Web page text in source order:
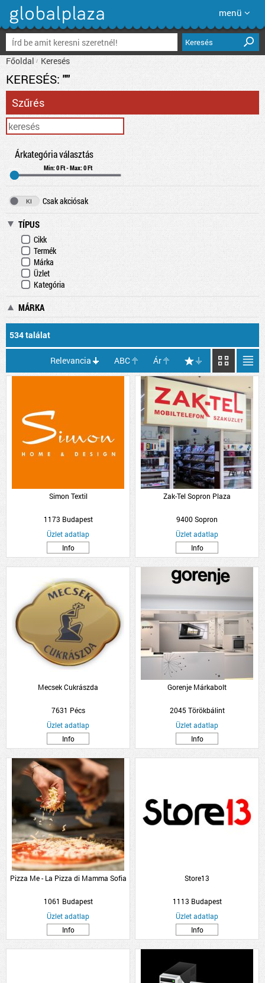
menü
Keresés
Főoldal Keresés
KERESÉS: ""
Szűrés
Árkategória választás
Min: 0 Ft - Max: 0 Ft
Csak akciósak
TÍPUS
Cikk
Termék
Márka
Üzlet
Kategória
MÁRKA
534 találat
Relevancia ABC Ár
Simon Textil
1173 Budapest
Üzlet adatlap
Info
Zak-Tel Sopron Plaza
9400 Sopron
Üzlet adatlap
Info
Mecsek Cukrászda
7631 Pécs
Üzlet adatlap
Info
Gorenje Márkabolt
2045 Törökbálint
Üzlet adatlap
Info
Pizza Me - La Pizza di Mamma Sofia
1061 Budapest
Üzlet adatlap
Info
Store13
1113 Budapest
Üzlet adatlap
Info